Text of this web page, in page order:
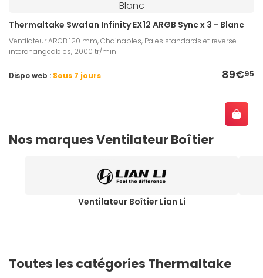
Thermaltake Swafan Infinity EX12 ARGB Sync x 3 - Blanc
Ventilateur ARGB 120 mm, Chainables, Pales standards et reverse
interchangeables, 2000 tr/min
89€95
Dispo web : Sous 7 jours
Nos marques Ventilateur Boîtier
Ventilateur Boîtier Lian Li
Toutes les catégories Thermaltake